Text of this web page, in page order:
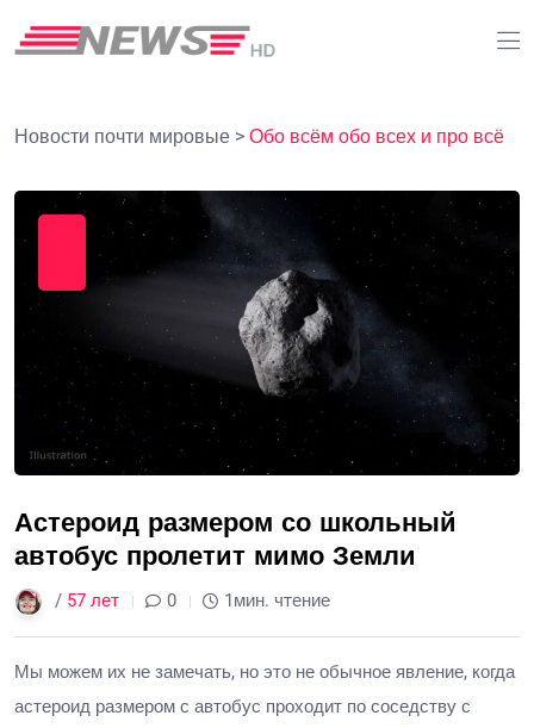
Новости почти мировые > Обо всём обо всех и про всё
Астероид размером со школьный
автобус пролетит мимо Земли
/ 57 лет 0 1мин. чтение
Мы можем их не замечать, но это не обычное явление, когда
астероид размером с автобус проходит по соседству с